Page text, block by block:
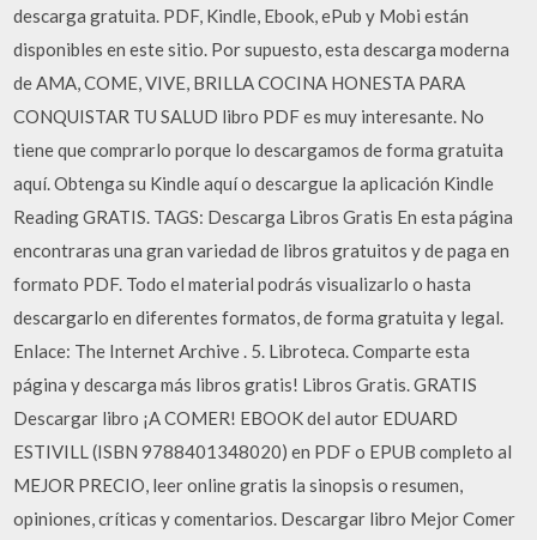
descarga gratuita. PDF, Kindle, Ebook, ePub y Mobi están
disponibles en este sitio. Por supuesto, esta descarga moderna
de AMA, COME, VIVE, BRILLA COCINA HONESTA PARA
CONQUISTAR TU SALUD libro PDF es muy interesante. No
tiene que comprarlo porque lo descargamos de forma gratuita
aquí. Obtenga su Kindle aquí o descargue la aplicación Kindle
Reading GRATIS. TAGS: Descarga Libros Gratis En esta página
encontraras una gran variedad de libros gratuitos y de paga en
formato PDF. Todo el material podrás visualizarlo o hasta
descargarlo en diferentes formatos, de forma gratuita y legal.
Enlace: The Internet Archive . 5. Libroteca. Comparte esta
página y descarga más libros gratis! Libros Gratis. GRATIS
Descargar libro ¡A COMER! EBOOK del autor EDUARD
ESTIVILL (ISBN 9788401348020) en PDF o EPUB completo al
MEJOR PRECIO, leer online gratis la sinopsis o resumen,
opiniones, críticas y comentarios. Descargar libro Mejor Comer